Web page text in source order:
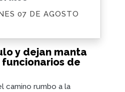
y dejan manta
de
camino rumbo a la
07 DE AGOSTO